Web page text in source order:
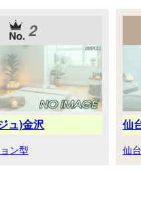
2
ュ)金沢
ン型
仙
仙台